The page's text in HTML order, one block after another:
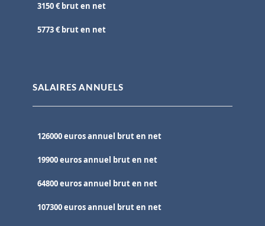
3150 € brut en net
5773 € brut en net
SALAIRES ANNUELS
126000 euros annuel brut en net
19900 euros annuel brut en net
64800 euros annuel brut en net
107300 euros annuel brut en net